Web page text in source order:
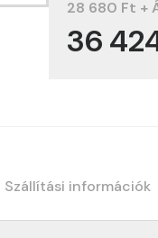
28 680 Ft +
36
Szállítási információk